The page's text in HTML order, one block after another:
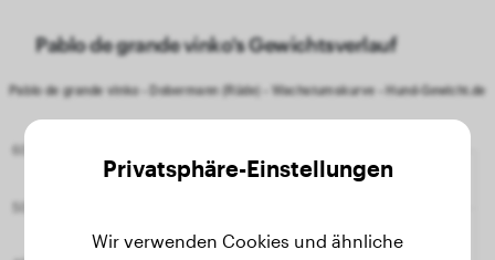
Pablo de grande vinko's Gewichtsverlauf
Privatsphäre-Einstellungen
Wir verwenden Cookies und ähnliche